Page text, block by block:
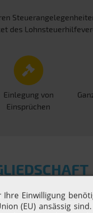
des
Einlegung von
Einsprüchen